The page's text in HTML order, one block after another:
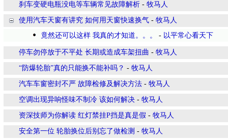
刹车变硬电瓶没电等车辆常见故障解析 - 牧马人
使用汽车天窗有讲究 如何用天窗快速换气 - 牧马人
竟然还可以这样 我真的才知道。。。
- 以平常心看天下
停车勿停放于不平处 长期或造成车架扭曲 - 牧马人
“防爆轮胎”真的只能换不能补吗？ - 牧马人
汽车车窗密封不严 故障检修及解决方法 - 牧马人
空调出现异响怪味不制冷 该如何解决 - 牧马人
资深技师为你解读 红灯禁挂P挡是真是假 - 牧马人
安全第一位 轮胎换位后别忘了做检测 - 牧马人